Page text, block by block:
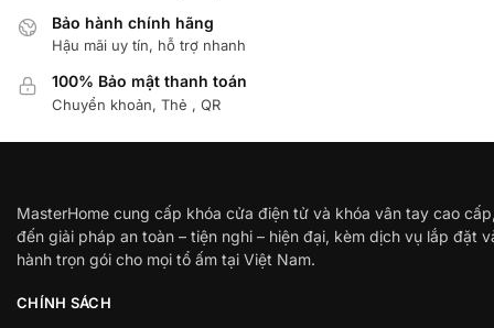
Bảo hành chính hãng
Hậu mãi uy tín, hỗ trợ nhanh
100% Bảo mật thanh toán
Chuyển khoản, Thẻ , QR
MasterHome cung cấp khóa cửa điện tử và khóa vân tay cao
đến giải pháp an toàn – tiện nghi – hiện đại, kèm dịch vụ lắp đặt
hành trọn gói cho mọi tổ ấm tại Việt Nam.
CHÍNH SÁCH